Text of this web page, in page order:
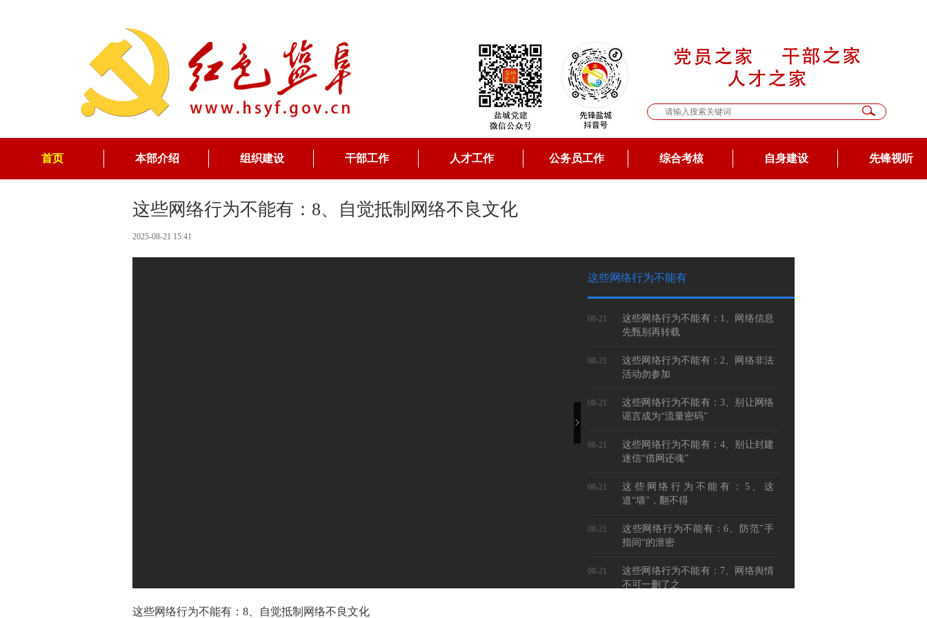
首页 本部介绍 组织建设 干部工作 人才工作 公务员工作 综合考核 自身建设 先锋视听
这些网络行为不能有：8、自觉抵制网络不良文化
2025-08-21 15:41
这些网络行为不能有
08-21
这些网络行为不能有：1、网络信息
先甄别再转载
08-21
这些网络行为不能有：2、网络非法
活动勿参加
08-21
这些网络行为不能有：3、别让网络
谣言成为“流量密码”
08-21
这些网络行为不能有：4、别让封建
迷信“借网还魂”
08-21
这些网络行为不能有：5、这
道“墙”，翻不得
08-21
这些网络行为不能有：6、防范”手
指间“的泄密
08-21
这些网络行为不能有：7、网络舆情
不可一删了之
这些网络行为不能有：8、自觉抵制网络不良文化